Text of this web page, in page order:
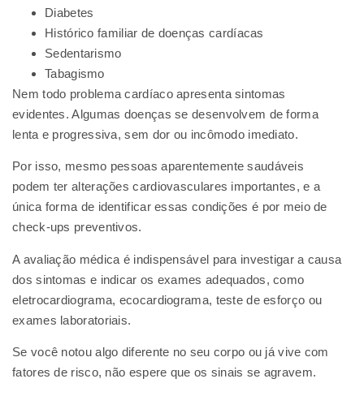
Diabetes
Histórico familiar de doenças cardíacas
Sedentarismo
Tabagismo
Nem todo problema cardíaco apresenta sintomas
evidentes. Algumas doenças se desenvolvem de forma
lenta e progressiva, sem dor ou incômodo imediato.
Por isso, mesmo pessoas aparentemente saudáveis
podem ter alterações cardiovasculares importantes, e a
única forma de identificar essas condições é por meio de
check-ups preventivos.
A avaliação médica é indispensável para investigar a causa
dos sintomas e indicar os exames adequados, como
eletrocardiograma, ecocardiograma, teste de esforço ou
exames laboratoriais.
Se você notou algo diferente no seu corpo ou já vive com
fatores de risco, não espere que os sinais se agravem.